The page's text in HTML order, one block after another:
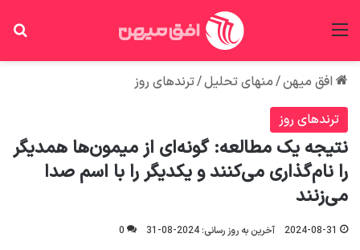
افق میهن/منهای تحلیل/ترندهای روز
ترندهای روز
نتیجه یک مطالعه: گونه‌ای از میمون‌ها همدیگر
را نام‌گذاری می‌کنند و یکدیگر را با اسم صدا
می‌زنند
2024-08-31 آخرین به روز رسانی: 2024-08-31
0